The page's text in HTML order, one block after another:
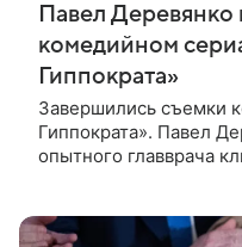
Павел Деревянко
комедийном
Гиппократа»
Завершились съемки
Гиппократа». Павел
опытного главврача